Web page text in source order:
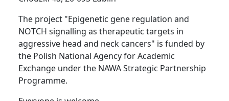
The project "Epigenetic gene regulation and
NOTCH signalling as therapeutic targets in
aggressive head and neck cancers" is funded by
the Polish National Agency for Academic
Exchange under the NAWA Strategic Partnership
Programme.